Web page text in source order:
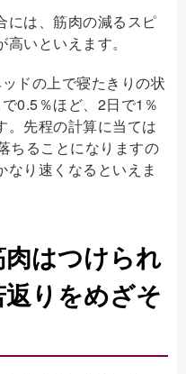
には、筋肉の減るスピ
いといえます。
ドの上で寝たきりの状
0.5％ほど、2日で1％
。先程の計算に当ては
ちることになりますの
り速くなるといえま
はつけられ
りをめざそ